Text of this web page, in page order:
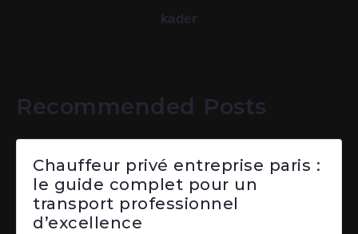
kader
Recommended Posts
Chauffeur privé entreprise paris :
le guide complet pour un
transport professionnel
d’excellence